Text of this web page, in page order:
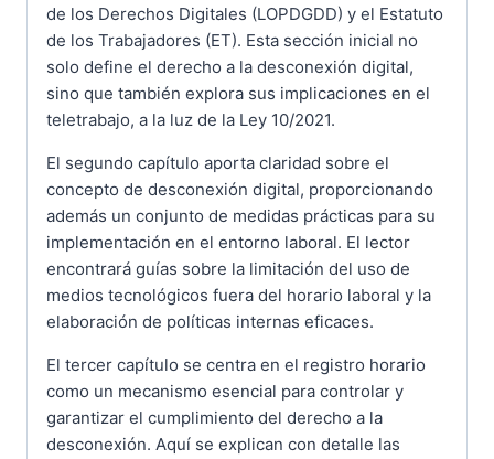
de los Derechos Digitales (LOPDGDD) y el Estatuto
de los Trabajadores (ET). Esta sección inicial no
solo define el derecho a la desconexión digital,
sino que también explora sus implicaciones en el
teletrabajo, a la luz de la Ley 10/2021.
El segundo capítulo aporta claridad sobre el
concepto de desconexión digital, proporcionando
además un conjunto de medidas prácticas para su
implementación en el entorno laboral. El lector
encontrará guías sobre la limitación del uso de
medios tecnológicos fuera del horario laboral y la
elaboración de políticas internas eficaces.
El tercer capítulo se centra en el registro horario
como un mecanismo esencial para controlar y
garantizar el cumplimiento del derecho a la
desconexión. Aquí se explican con detalle las